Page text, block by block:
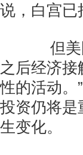
说，白宫已
但美国
之后经济
性的活动。
投资仍将是
生变化。